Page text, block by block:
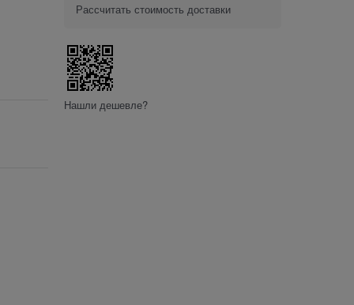
Рассчитать стоимость доставки
Нашли дешевле?